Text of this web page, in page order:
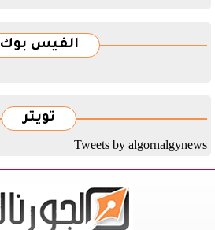
الفيس بوك
تويتر
Tweets by algornalgynews